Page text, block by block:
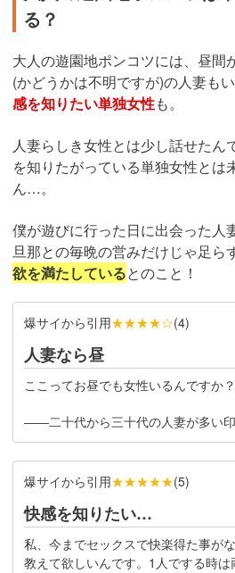
る？
大人の遊園地ポンコツには、昼間
(かどうかは不明ですが)の人妻もい
感を知りたい単独女性も。
人妻らしき女性とは少し話せたん
を知りたがっている単独女性とは
ん…。
僕が遊びに行った日に出会った人
旦那との毎晩の営みだけじゃ足ら
欲を満たしているとのこと！
爆サイから引用★★★★☆(4)
人妻なら昼
ここってお昼でも女性いるんですか
――二十代から三十代の人妻が多い
爆サイから引用★★★★★(5)
快感を知りたい…
私、今までセックスで快楽得た事が
教えて欲しいんです。1人でする時